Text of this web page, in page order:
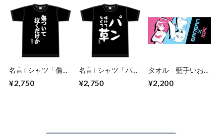
名言Tシャツ「傷つ
¥2,750
名言Tシャツ「パン
¥2,750
タオル 藍手いおり
¥2,200